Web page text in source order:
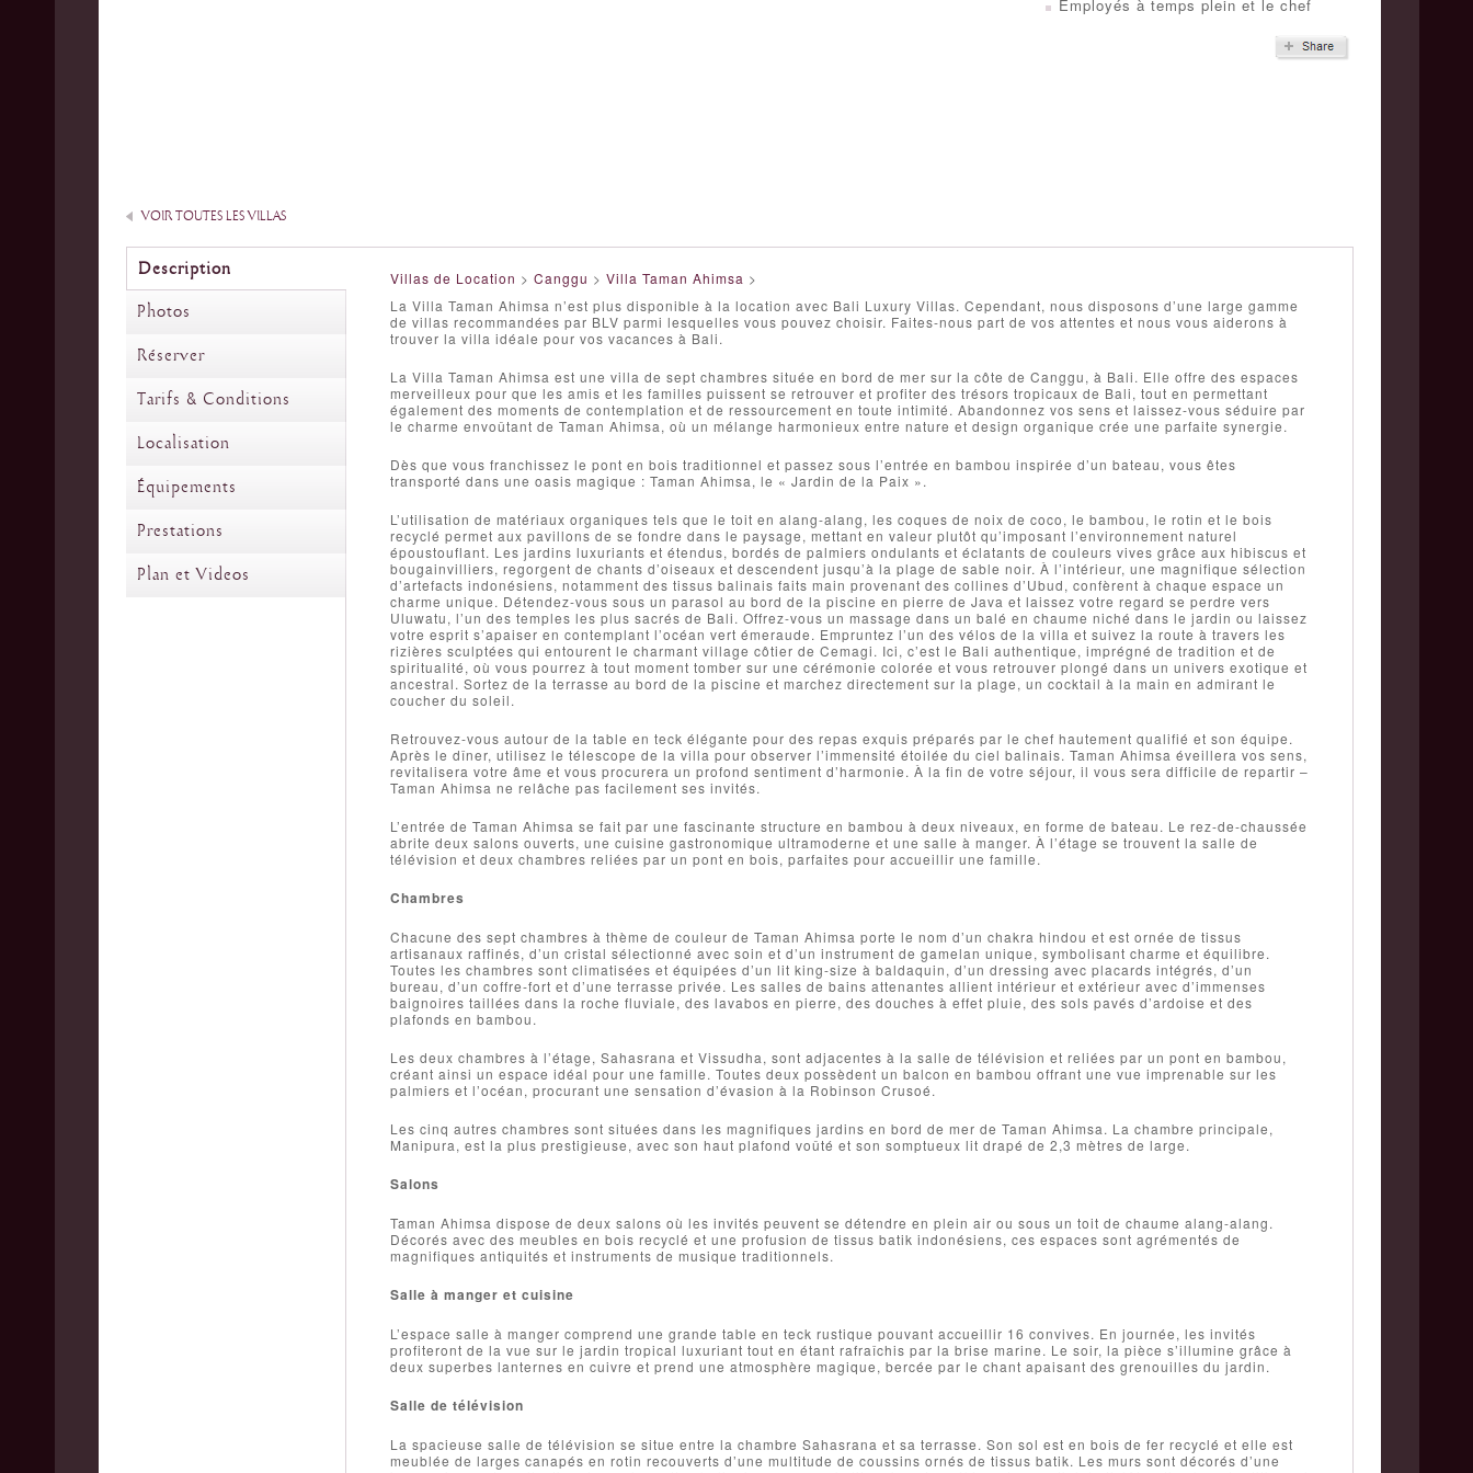
Employés à temps plein et le chef
VOIR TOUTES LES VILLAS
Description
Photos
Réserver
Tarifs & Conditions
Localisation
Équipements
Prestations
Plan et Videos
Villas de Location > Canggu > Villa Taman Ahimsa >
La Villa Taman Ahimsa n’est plus disponible à la location avec Bali Luxury Villas. Cependant, nous disposons d’une large gamme
de villas recommandées par BLV parmi lesquelles vous pouvez choisir. Faites-nous part de vos attentes et nous vous aiderons à
trouver la villa idéale pour vos vacances à Bali.
La Villa Taman Ahimsa est une villa de sept chambres située en bord de mer sur la côte de Canggu, à Bali. Elle offre des espaces
merveilleux pour que les amis et les familles puissent se retrouver et profiter des trésors tropicaux de Bali, tout en permettant
également des moments de contemplation et de ressourcement en toute intimité. Abandonnez vos sens et laissez-vous séduire par
le charme envoûtant de Taman Ahimsa, où un mélange harmonieux entre nature et design organique crée une parfaite synergie.
Dès que vous franchissez le pont en bois traditionnel et passez sous l’entrée en bambou inspirée d’un bateau, vous êtes
transporté dans une oasis magique : Taman Ahimsa, le « Jardin de la Paix ».
L’utilisation de matériaux organiques tels que le toit en alang-alang, les coques de noix de coco, le bambou, le rotin et le bois
recyclé permet aux pavillons de se fondre dans le paysage, mettant en valeur plutôt qu’imposant l’environnement naturel
époustouflant. Les jardins luxuriants et étendus, bordés de palmiers ondulants et éclatants de couleurs vives grâce aux hibiscus et
bougainvilliers, regorgent de chants d’oiseaux et descendent jusqu’à la plage de sable noir. À l’intérieur, une magnifique sélection
d’artefacts indonésiens, notamment des tissus balinais faits main provenant des collines d’Ubud, confèrent à chaque espace un
charme unique. Détendez-vous sous un parasol au bord de la piscine en pierre de Java et laissez votre regard se perdre vers
Uluwatu, l’un des temples les plus sacrés de Bali. Offrez-vous un massage dans un balé en chaume niché dans le jardin ou laissez
votre esprit s’apaiser en contemplant l’océan vert émeraude. Empruntez l’un des vélos de la villa et suivez la route à travers les
rizières sculptées qui entourent le charmant village côtier de Cemagi. Ici, c’est le Bali authentique, imprégné de tradition et de
spiritualité, où vous pourrez à tout moment tomber sur une cérémonie colorée et vous retrouver plongé dans un univers exotique et
ancestral. Sortez de la terrasse au bord de la piscine et marchez directement sur la plage, un cocktail à la main en admirant le
coucher du soleil.
Retrouvez-vous autour de la table en teck élégante pour des repas exquis préparés par le chef hautement qualifié et son équipe.
Après le dîner, utilisez le télescope de la villa pour observer l’immensité étoilée du ciel balinais. Taman Ahimsa éveillera vos sens,
revitalisera votre âme et vous procurera un profond sentiment d’harmonie. À la fin de votre séjour, il vous sera difficile de repartir –
Taman Ahimsa ne relâche pas facilement ses invités.
L’entrée de Taman Ahimsa se fait par une fascinante structure en bambou à deux niveaux, en forme de bateau. Le rez-de-chaussée
abrite deux salons ouverts, une cuisine gastronomique ultramoderne et une salle à manger. À l’étage se trouvent la salle de
télévision et deux chambres reliées par un pont en bois, parfaites pour accueillir une famille.
Chambres
Chacune des sept chambres à thème de couleur de Taman Ahimsa porte le nom d’un chakra hindou et est ornée de tissus
artisanaux raffinés, d’un cristal sélectionné avec soin et d’un instrument de gamelan unique, symbolisant charme et équilibre.
Toutes les chambres sont climatisées et équipées d’un lit king-size à baldaquin, d’un dressing avec placards intégrés, d’un
bureau, d’un coffre-fort et d’une terrasse privée. Les salles de bains attenantes allient intérieur et extérieur avec d’immenses
baignoires taillées dans la roche fluviale, des lavabos en pierre, des douches à effet pluie, des sols pavés d’ardoise et des
plafonds en bambou.
Les deux chambres à l’étage, Sahasrana et Vissudha, sont adjacentes à la salle de télévision et reliées par un pont en bambou,
créant ainsi un espace idéal pour une famille. Toutes deux possèdent un balcon en bambou offrant une vue imprenable sur les
palmiers et l’océan, procurant une sensation d’évasion à la Robinson Crusoé.
Les cinq autres chambres sont situées dans les magnifiques jardins en bord de mer de Taman Ahimsa. La chambre principale,
Manipura, est la plus prestigieuse, avec son haut plafond voûté et son somptueux lit drapé de 2,3 mètres de large.
Salons
Taman Ahimsa dispose de deux salons où les invités peuvent se détendre en plein air ou sous un toit de chaume alang-alang.
Décorés avec des meubles en bois recyclé et une profusion de tissus batik indonésiens, ces espaces sont agrémentés de
magnifiques antiquités et instruments de musique traditionnels.
Salle à manger et cuisine
L’espace salle à manger comprend une grande table en teck rustique pouvant accueillir 16 convives. En journée, les invités
profiteront de la vue sur le jardin tropical luxuriant tout en étant rafraîchis par la brise marine. Le soir, la pièce s’illumine grâce à
deux superbes lanternes en cuivre et prend une atmosphère magique, bercée par le chant apaisant des grenouilles du jardin.
Salle de télévision
La spacieuse salle de télévision se situe entre la chambre Sahasrana et sa terrasse. Son sol est en bois de fer recyclé et elle est
meublée de larges canapés en rotin recouverts d’une multitude de coussins ornés de tissus batik. Les murs sont décorés d’une